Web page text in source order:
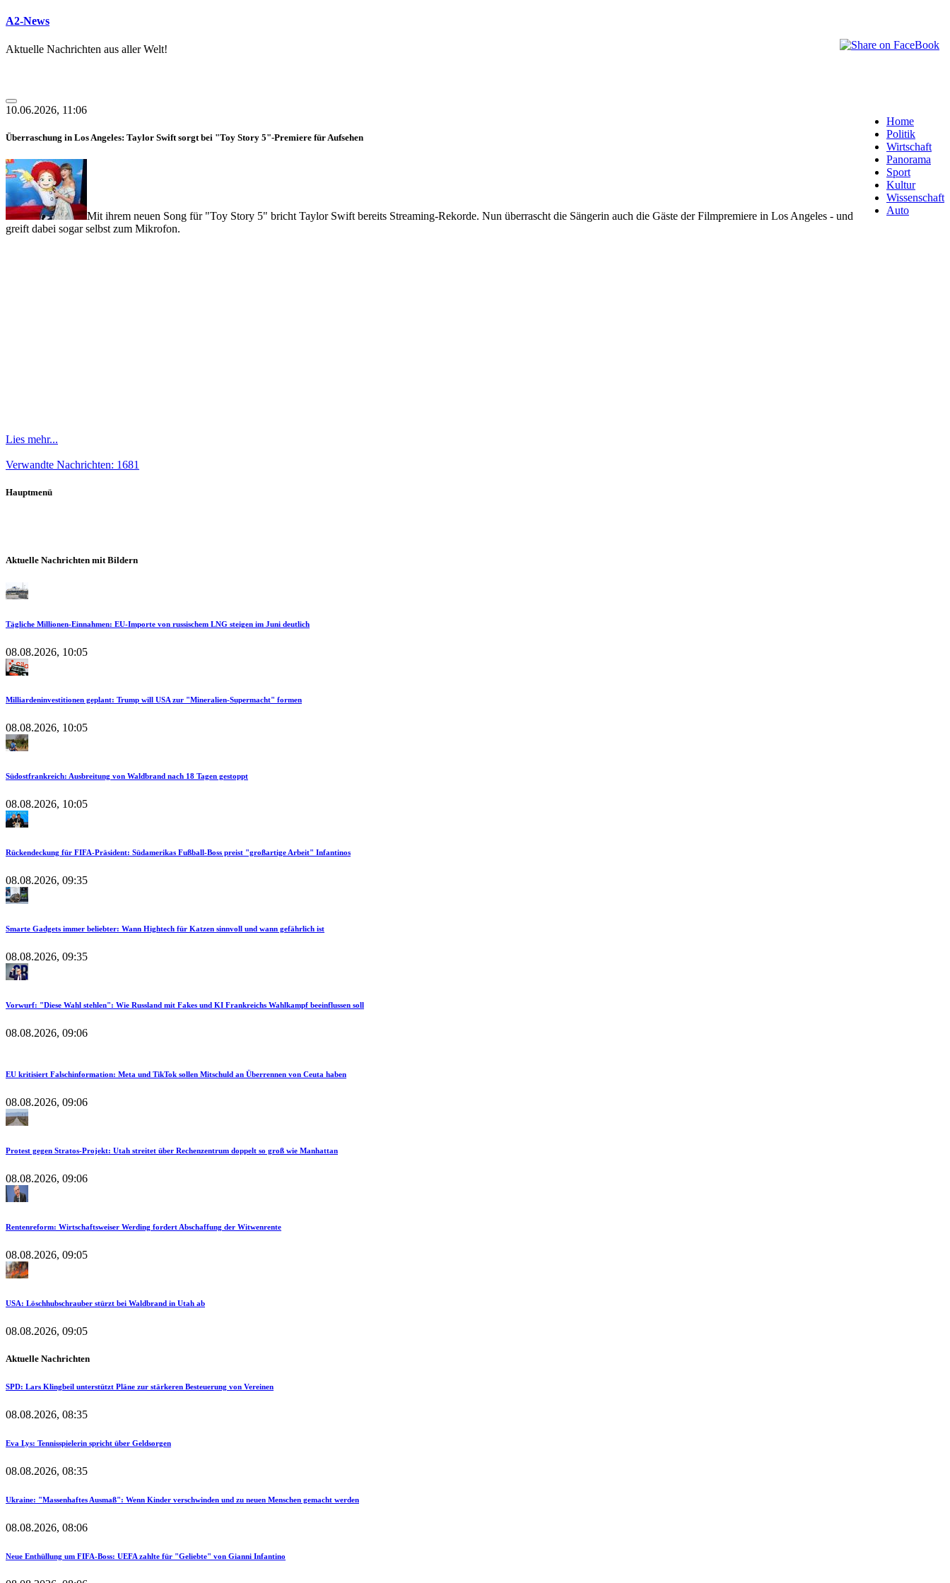
A2-News
Aktuelle Nachrichten aus aller Welt!
Home
Politik
Wirtschaft
Panorama
Sport
Kultur
Wissenschaft
Auto
10.06.2026, 11:06
Überraschung in Los Angeles: Taylor Swift sorgt bei "Toy Story 5"-Premiere für Aufsehen
Mit ihrem neuen Song für "Toy Story 5" bricht Taylor Swift bereits Streaming-Rekorde. Nun überrascht die Sängerin auch die Gäste der Filmpremiere in Los Angeles - und
greift dabei sogar selbst zum Mikrofon.
Lies mehr...
Verwandte Nachrichten: 1681
Hauptmenü
Aktuelle Nachrichten mit Bildern
Tägliche Millionen-Einnahmen: EU-Importe von russischem LNG steigen im Juni deutlich
08.08.2026, 10:05
Milliardeninvestitionen geplant: Trump will USA zur "Mineralien-Supermacht" formen
08.08.2026, 10:05
Südostfrankreich: Ausbreitung von Waldbrand nach 18 Tagen gestoppt
08.08.2026, 10:05
Rückendeckung für FIFA-Präsident: Südamerikas Fußball-Boss preist "großartige Arbeit" Infantinos
08.08.2026, 09:35
Smarte Gadgets immer beliebter: Wann Hightech für Katzen sinnvoll und wann gefährlich ist
08.08.2026, 09:35
Vorwurf: "Diese Wahl stehlen": Wie Russland mit Fakes und KI Frankreichs Wahlkampf beeinflussen soll
08.08.2026, 09:06
EU kritisiert Falschinformation: Meta und TikTok sollen Mitschuld an Überrennen von Ceuta haben
08.08.2026, 09:06
Protest gegen Stratos-Projekt: Utah streitet über Rechenzentrum doppelt so groß wie Manhattan
08.08.2026, 09:06
Rentenreform: Wirtschaftsweiser Werding fordert Abschaffung der Witwenrente
08.08.2026, 09:05
USA: Löschhubschrauber stürzt bei Waldbrand in Utah ab
08.08.2026, 09:05
Aktuelle Nachrichten
SPD: Lars Klingbeil unterstützt Pläne zur stärkeren Besteuerung von Vereinen
08.08.2026, 08:35
Eva Lys: Tennisspielerin spricht über Geldsorgen
08.08.2026, 08:35
Ukraine: "Massenhaftes Ausmaß": Wenn Kinder verschwinden und zu neuen Menschen gemacht werden
08.08.2026, 08:06
Neue Enthüllung um FIFA-Boss: UEFA zahlte für "Geliebte" von Gianni Infantino